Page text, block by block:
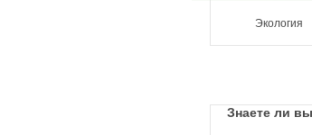
Экология
Знаете ли